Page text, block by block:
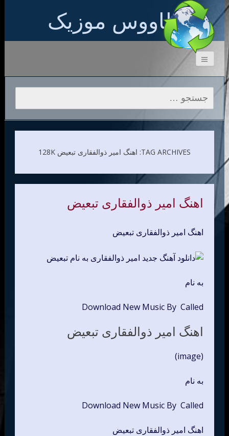
طاووس موزیک
جستجو برای:
TAG ARCHIVES: اهنگ امیر ذوالفقاری تبعیض 128K
اهنگ امیر ذوالفقاری تبعیض
اهنگ امیر ذوالفقاری تبعیض
به نام
Download New Music By Called
اهنگ امیر ذوالفقاری تبعیض
(image)
به نام
Download New Music By Called
اهنگ امیر ذوالفقاری تبعیض